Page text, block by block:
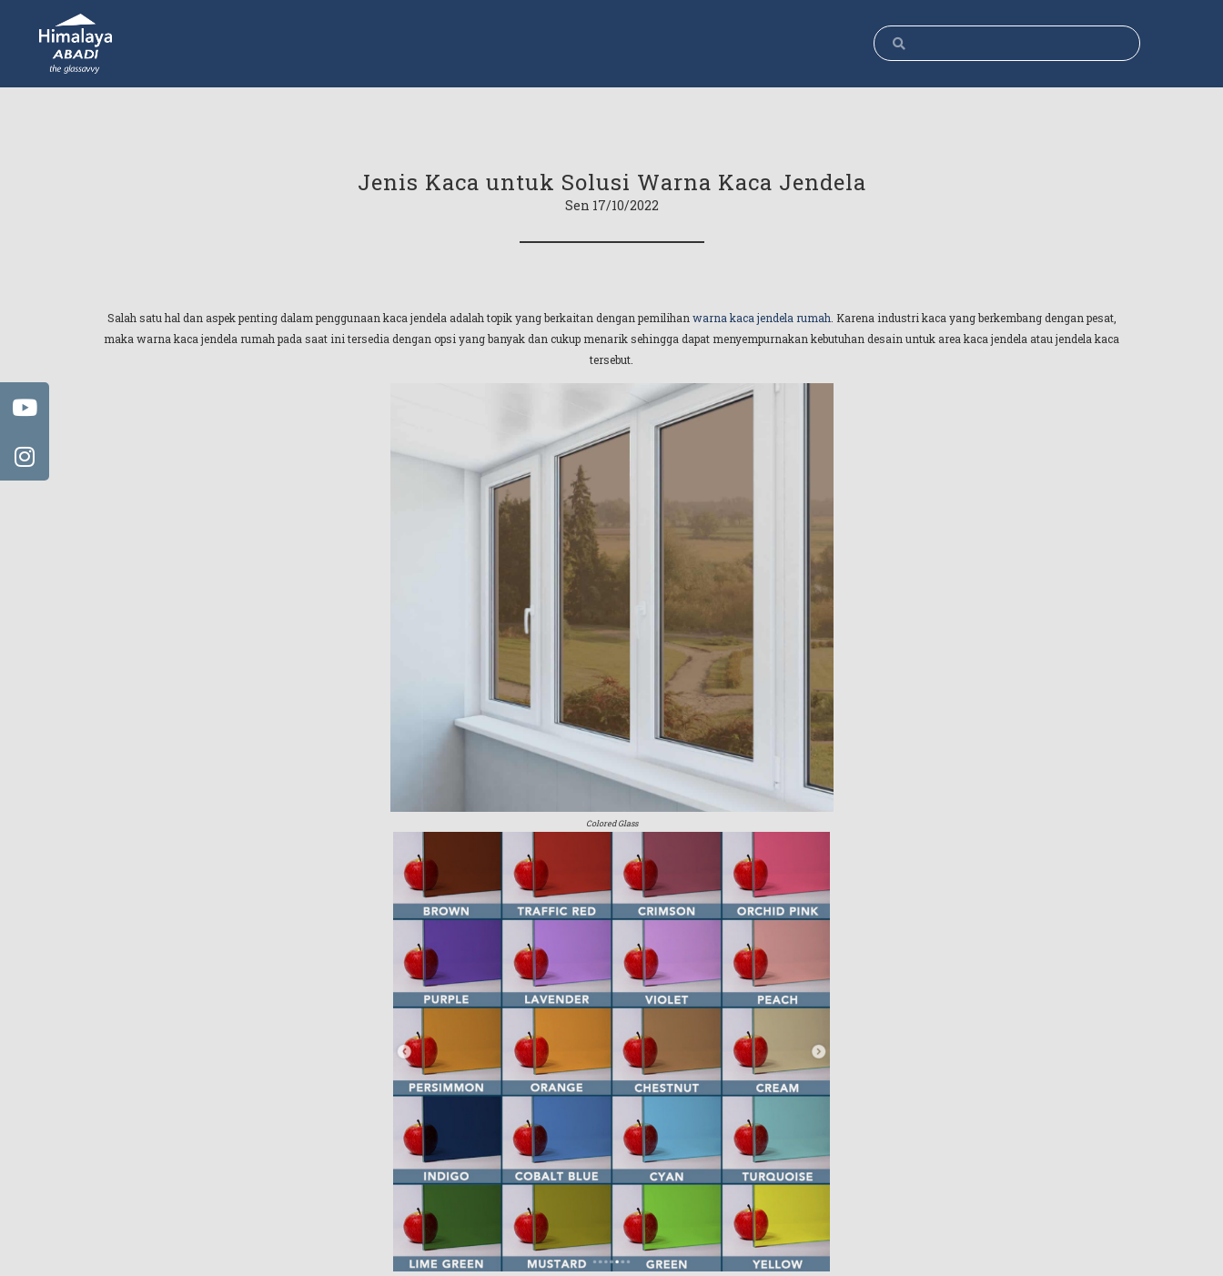
Jenis Kaca untuk Solusi Warna Kaca Jendela
Sen 17/10/2022
Salah satu hal dan aspek penting dalam penggunaan kaca jendela adalah topik yang berkaitan dengan pemilihan warna kaca jendela rumah . Karena industri kaca yang berkembang dengan pesat,
maka warna kaca jendela rumah pada saat ini tersedia dengan opsi yang banyak dan cukup menarik sehingga dapat menyempurnakan kebutuhan desain untuk area kaca jendela atau jendela kaca
tersebut.
Colored Glass